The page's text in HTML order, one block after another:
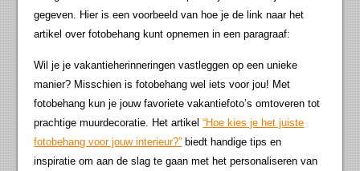
gegeven. Hier is een voorbeeld van hoe je de link naar het
artikel over fotobehang kunt opnemen in een paragraaf:
Wil je je vakantieherinneringen vastleggen op een unieke
manier? Misschien is fotobehang wel iets voor jou! Met
fotobehang kun je jouw favoriete vakantiefoto’s omtoveren tot
prachtige muurdecoratie. Het artikel“Hoe kies je het juiste
fotobehang voor jouw interieur?” biedt handige tips en
inspiratie om aan de slag te gaan met het personaliseren van